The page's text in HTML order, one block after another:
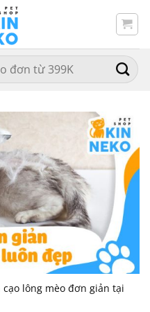
cạo lông mèo đơn giản tại